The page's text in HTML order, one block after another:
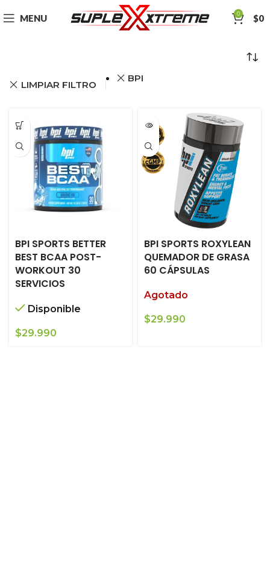
MENU 0 $0
LIMPIAR FILTRO
BPI
BPI SPORTS BETTER
BEST BCAA POST-
WORKOUT 30
SERVICIOS
Disponible
$29.990
BPI SPORTS ROXYLEAN
QUEMADOR DE GRASA
60 CÁPSULAS
Agotado
$29.990